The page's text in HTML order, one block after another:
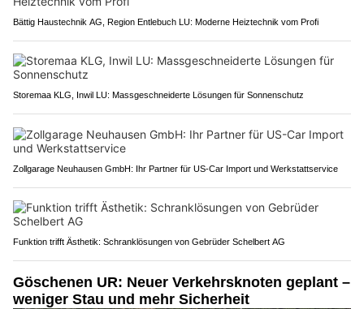
Bättig Haustechnik AG, Region Entlebuch LU: Moderne Heiztechnik vom Profi
Storemaa KLG, Inwil LU: Massgeschneiderte Lösungen für Sonnenschutz
Zollgarage Neuhausen GmbH: Ihr Partner für US-Car Import und Werkstattservice
Funktion trifft Ästhetik: Schranklösungen von Gebrüder Schelbert AG
Göschenen UR: Neuer Verkehrsknoten geplant –
weniger Stau und mehr Sicherheit